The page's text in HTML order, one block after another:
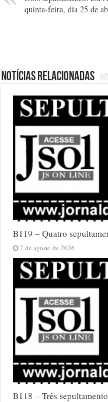
quinta-feira, dia 25 de
Notícias relacionadas
B119 – Quatro
7 de agosto de 2026
B118 – Três